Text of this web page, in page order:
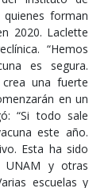
quienes forman
2020. Laclette
“Hemos
es segura.
una fuerte
en un
“Si todo sale
este año.
Esta ha sido
UNAM y otras
escuelas y